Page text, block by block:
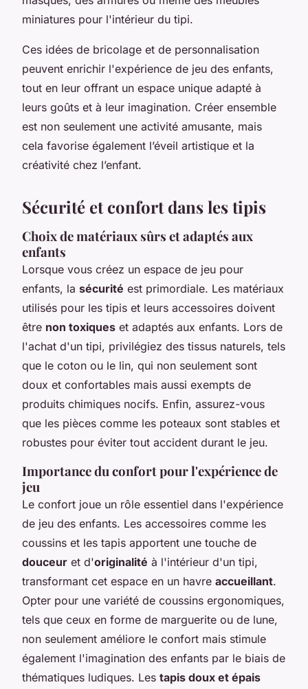
miniatures pour l'intérieur du tipi.
Ces idées de bricolage et de personnalisation
peuvent enrichir l'expérience de jeu des enfants,
tout en leur offrant un espace unique adapté à
leurs goûts et à leur imagination. Créer ensemble
est non seulement une activité amusante, mais
cela favorise également l’éveil artistique et la
créativité chez l’enfant.
Sécurité et confort dans les tipis
Choix de matériaux sûrs et adaptés aux
enfants
Lorsque vous créez un espace de jeu pour
enfants, la sécurité est primordiale. Les matériaux
utilisés pour les tipis et leurs accessoires doivent
être non toxiques et adaptés aux enfants. Lors de
l'achat d'un tipi, privilégiez des tissus naturels, tels
que le coton ou le lin, qui non seulement sont
doux et confortables mais aussi exempts de
produits chimiques nocifs. Enfin, assurez-vous
que les pièces comme les poteaux sont stables et
robustes pour éviter tout accident durant le jeu.
Importance du confort pour l'expérience de
jeu
Le confort joue un rôle essentiel dans l'expérience
de jeu des enfants. Les accessoires comme les
coussins et les tapis apportent une touche de
douceur et d'originalité à l'intérieur d'un tipi,
transformant cet espace en un havre accueillant.
Opter pour une variété de coussins ergonomiques,
tels que ceux en forme de marguerite ou de lune,
non seulement améliore le confort mais stimule
également l'imagination des enfants par le biais de
thématiques ludiques. Les tapis doux et épais